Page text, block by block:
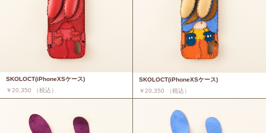
SKOLOCT(iPhoneXSケース)
￥20,350 （税込）
SKOLOCT(iPhoneXSケース)
￥20,350 （税込）